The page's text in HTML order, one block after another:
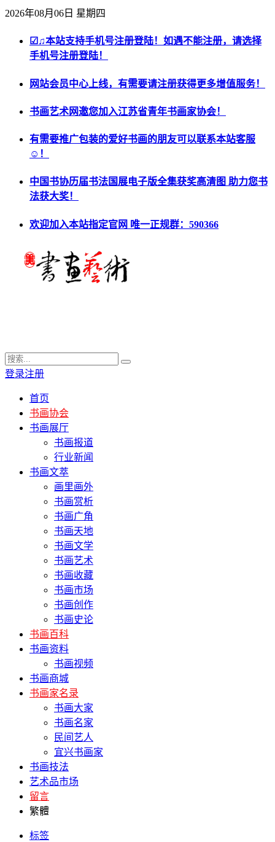
2026年08月06日 星期四
☑♫本站支持手机号注册登陆！如遇不能注册，请选择
手机号注册登陆！
网站会员中心上线，有需要请注册获得更多增值服务！
书画艺术网邀您加入江苏省青年书画家协会！
有需要推广包装的爱好书画的朋友可以联系本站客服
☺！
中国书协历届书法国展电子版全集获奖高清图 助力您书
法获大奖！
欢迎加入本站指定官网 唯一正规群：590366
登录注册
首页
书画协会
书画展厅
书画报道
行业新闻
书画文萃
画里画外
书画赏析
书画广角
书画天地
书画文学
书画艺术
书画收藏
书画市场
书画创作
书画史论
书画百科
书画资料
书画视频
书画商城
书画家名录
书画大家
书画名家
民间艺人
宜兴书画家
书画技法
艺术品市场
留言
繁體
标签